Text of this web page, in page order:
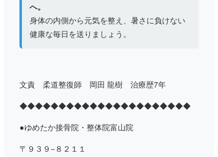
へ。
身体の内側から元気を整え、暑さに負けない
健康な毎日を送りましょう。
文責 柔道整復師 岡田 龍樹 治療歴7年
◆◆◆◆◆◆◆◆◆◆◆◆◆◆◆◆◆◆◆◆◆◆
●ゆめたか接骨院・整体院富山院
〒９３９−８２１１